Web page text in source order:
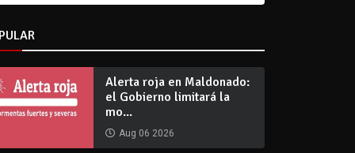
Alerta roja en Maldonado:
el Gobierno limitará la
mo...
Aug 06 2026